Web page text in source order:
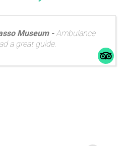
Museum
Ambulance
a great guide.